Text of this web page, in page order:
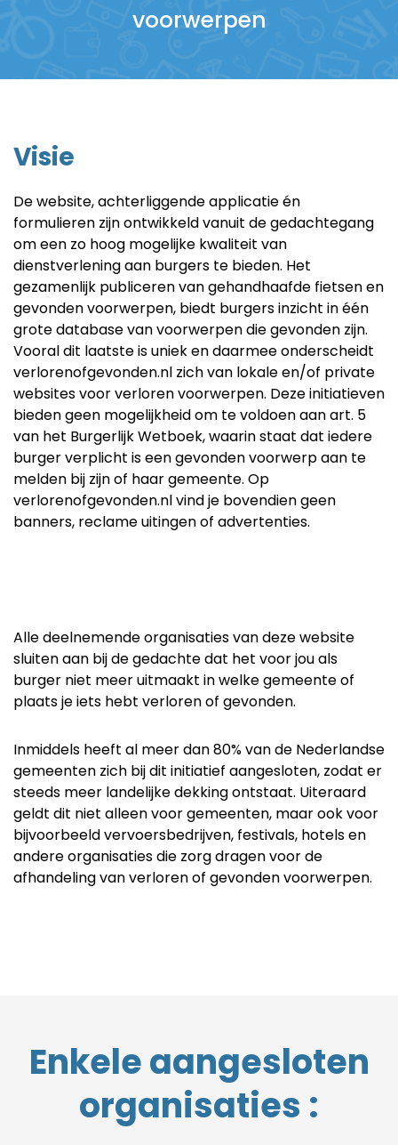
voorwerpen
Visie
De website, achterliggende applicatie én
formulieren zijn ontwikkeld vanuit de gedachtegang
om een zo hoog mogelijke kwaliteit van
dienstverlening aan burgers te bieden. Het
gezamenlijk publiceren van gehandhaafde fietsen en
gevonden voorwerpen, biedt burgers inzicht in één
grote database van voorwerpen die gevonden zijn.
Vooral dit laatste is uniek en daarmee onderscheidt
verlorenofgevonden.nl zich van lokale en/of private
websites voor verloren voorwerpen. Deze initiatieven
bieden geen mogelijkheid om te voldoen aan art. 5
van het Burgerlijk Wetboek, waarin staat dat iedere
burger verplicht is een gevonden voorwerp aan te
melden bij zijn of haar gemeente. Op
verlorenofgevonden.nl vind je bovendien geen
banners, reclame uitingen of advertenties.
Alle deelnemende organisaties van deze website
sluiten aan bij de gedachte dat het voor jou als
burger niet meer uitmaakt in welke gemeente of
plaats je iets hebt verloren of gevonden.
Inmiddels heeft al meer dan 80% van de Nederlandse
gemeenten zich bij dit initiatief aangesloten, zodat er
steeds meer landelijke dekking ontstaat. Uiteraard
geldt dit niet alleen voor gemeenten, maar ook voor
bijvoorbeeld vervoersbedrijven, festivals, hotels en
andere organisaties die zorg dragen voor de
afhandeling van verloren of gevonden voorwerpen.
Enkele aangesloten
organisaties :